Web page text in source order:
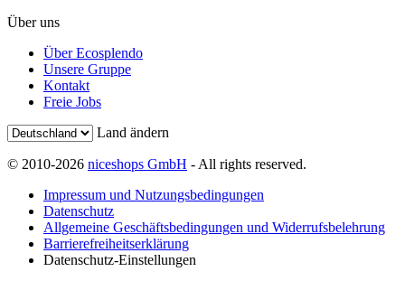
Über uns
Über Ecosplendo
Unsere Gruppe
Kontakt
Freie Jobs
Land ändern
© 2010-2026 niceshops GmbH - All rights reserved.
Impressum und Nutzungsbedingungen
Datenschutz
Allgemeine Geschäftsbedingungen und Widerrufsbelehrung
Barrierefreiheitserklärung
Datenschutz-Einstellungen